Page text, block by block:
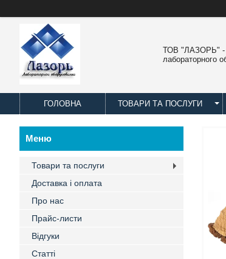
ТОВ "ЛАЗОРЬ" -
лабораторного
ГОЛОВНА ТОВАРИ ТА ПОСЛУГИ
Товари та послуги
Доставка і оплата
Про нас
Прайс-листи
Відгуки
Статті